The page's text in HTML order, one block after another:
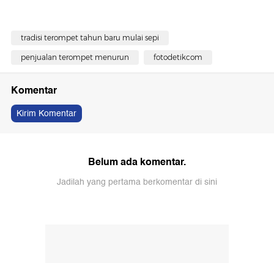
tradisi terompet tahun baru mulai sepi
penjualan terompet menurun fotodetikcom
Komentar
Kirim Komentar
Belum ada komentar.
Jadilah yang pertama berkomentar di sini